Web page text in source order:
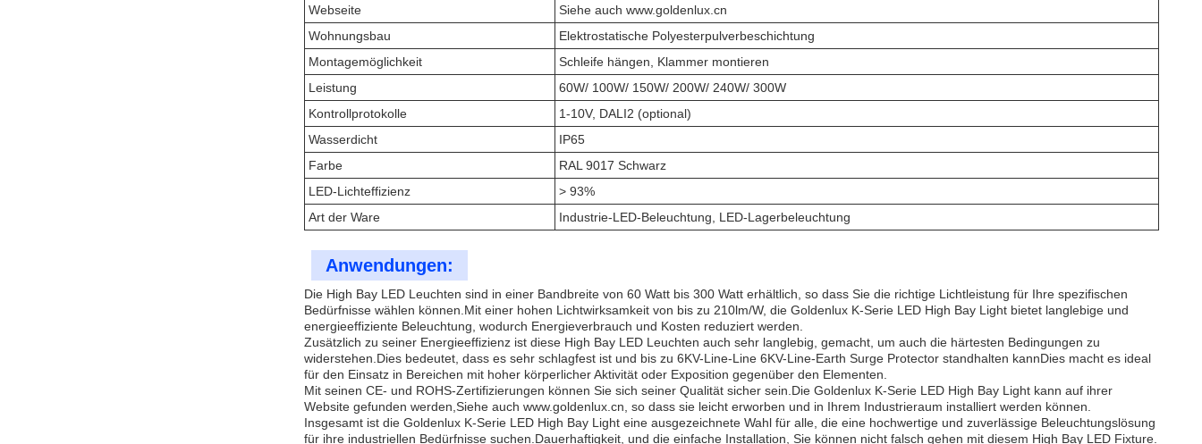
Webseite
Siehe auch www.goldenlux.cn
Wohnungsbau
Elektrostatische Polyesterpulverbeschichtung
Montagemöglichkeit
Schleife hängen, Klammer montieren
Leistung
60W/ 100W/ 150W/ 200W/ 240W/ 300W
Kontrollprotokolle
1-10V, DALI2 (optional)
Wasserdicht
IP65
Farbe
RAL 9017 Schwarz
LED-Lichteffizienz
> 93%
Art der Ware
Industrie-LED-Beleuchtung, LED-Lagerbeleuchtung
Anwendungen:
Die High Bay LED Leuchten sind in einer Bandbreite von 60 Watt bis 300 Watt erhältlich, so dass Sie die richtige Lichtleistung für Ihre spezifischen
Bedürfnisse wählen können.Mit einer hohen Lichtwirksamkeit von bis zu 210lm/W, die Goldenlux K-Serie LED High Bay Light bietet langlebige und
energieeffiziente Beleuchtung, wodurch Energieverbrauch und Kosten reduziert werden.
Zusätzlich zu seiner Energieeffizienz ist diese High Bay LED Leuchten auch sehr langlebig, gemacht, um auch die härtesten Bedingungen zu
widerstehen.Dies bedeutet, dass es sehr schlagfest ist und bis zu 6KV-Line-Line 6KV-Line-Earth Surge Protector standhalten kannDies macht es ideal
für den Einsatz in Bereichen mit hoher körperlicher Aktivität oder Exposition gegenüber den Elementen.
Mit seinen CE- und ROHS-Zertifizierungen können Sie sich seiner Qualität sicher sein.Die Goldenlux K-Serie LED High Bay Light kann auf ihrer
Website gefunden werden, Siehe auch www.goldenlux.cn , so dass sie leicht erworben und in Ihrem Industrieraum installiert werden können.
Insgesamt ist die Goldenlux K-Serie LED High Bay Light eine ausgezeichnete Wahl für alle, die eine hochwertige und zuverlässige Beleuchtungslösung
für ihre industriellen Bedürfnisse suchen.Dauerhaftigkeit, und die einfache Installation, Sie können nicht falsch gehen mit diesem High Bay LED Fixture.